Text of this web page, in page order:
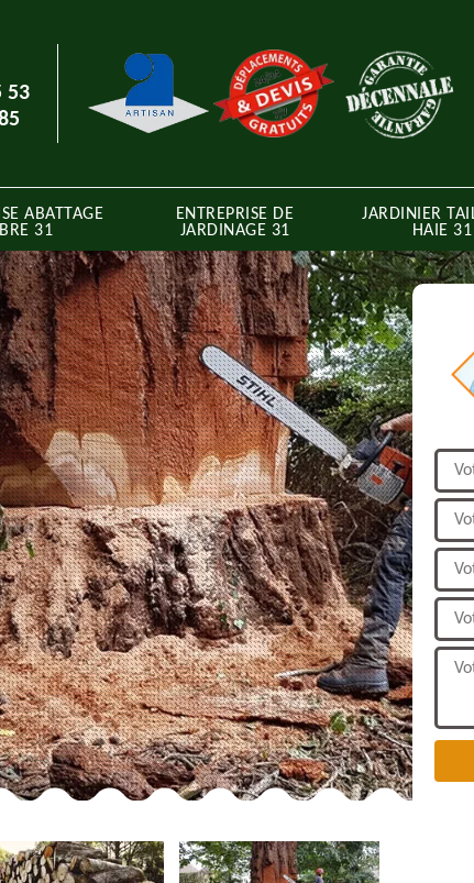
53
ABATTAGE
31
ENTREPRISE DE
JARDINAGE 31
JARDINIER
HAIE 31